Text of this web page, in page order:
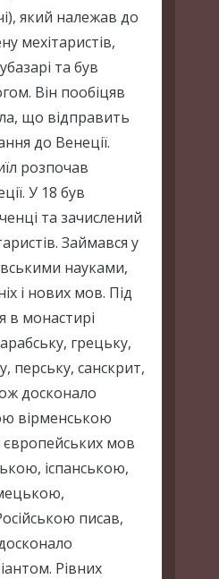
який належав до
мехітаристів,
та був
Він пообіцяв
що відправить
до Венеції.
розпочав
У 18 був
та зачислений
Займався у
науками,
і нових мов. Під
в монастирі
грецьку,
перську, санскрит,
досконало
вірменською
мов
іспанською,
писав,
Рівних